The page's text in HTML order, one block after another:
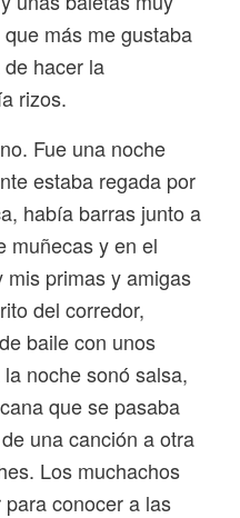
más me gustaba
hacer la
rizos.
Fue una noche
estaba regada por
había barras junto a
muñecas y en el
primas y amigas
del corredor,
baile con unos
noche sonó salsa,
que se pasaba
una canción a otra
Los muchachos
conocer a las